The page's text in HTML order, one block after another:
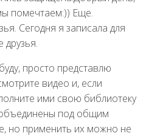
помечтаем:)) Еще.
Сегодня я записала для
друзья.
просто представлю
видео и, если
ими свою библиотеку
под общим
но применить их можно не